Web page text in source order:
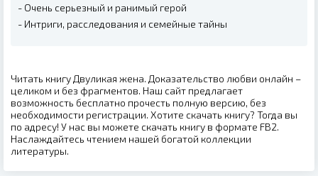
- Очень серьезный и ранимый герой
- Интриги, расследования и семейные тайны
Читать книгу Двуликая жена. Доказательство любви онлайн –
целиком и без фрагментов. Наш сайт предлагает
возможность бесплатно прочесть полную версию, без
необходимости регистрации. Хотите скачать книгу? Тогда вы
по адресу! У нас вы можете скачать книгу в формате FB2.
Наслаждайтесь чтением нашей богатой коллекции
литературы.